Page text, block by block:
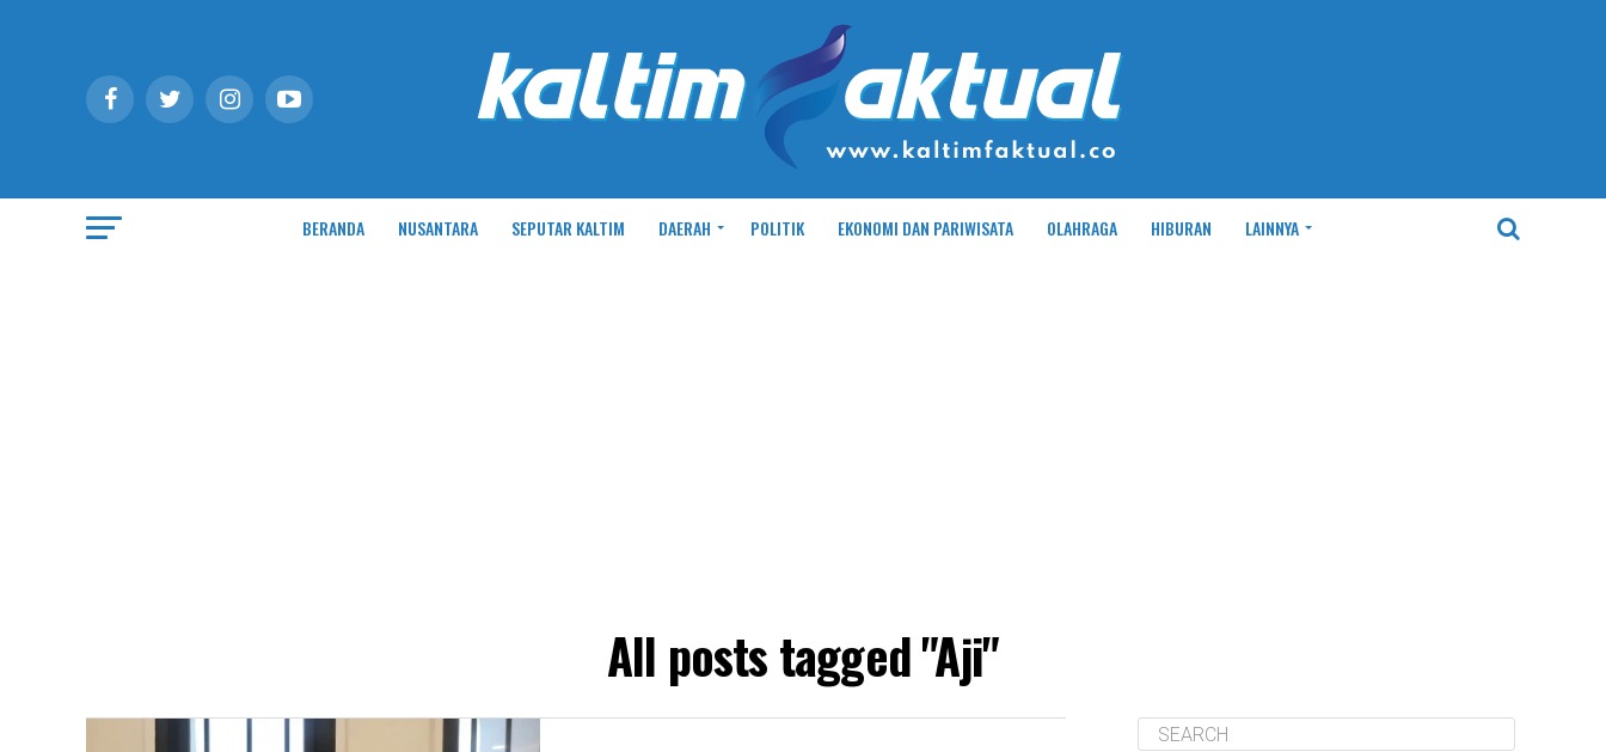
BERANDA NUSANTARA SEPUTAR KALTIM DAERAH POLITIK EKONOMI DAN PARIWISATA OLAHRAGA HIBURAN LAINNYA
All posts tagged "Aji"